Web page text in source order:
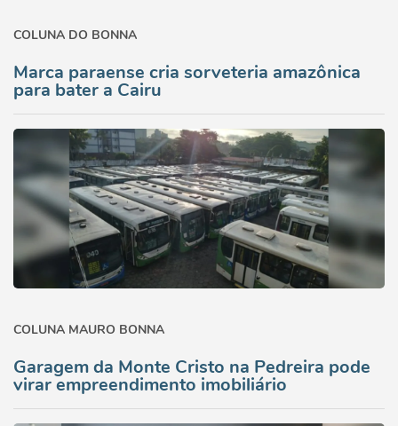
COLUNA DO BONNA
Marca paraense cria sorveteria amazônica
para bater a Cairu
COLUNA MAURO BONNA
Garagem da Monte Cristo na Pedreira pode
virar empreendimento imobiliário